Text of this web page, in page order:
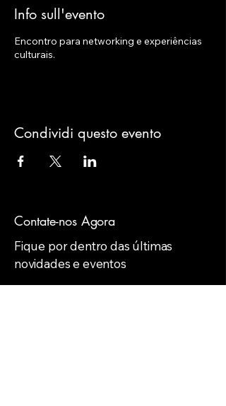
Info sull'evento
Encontro para networking e experiências
culturais.
Condividi questo evento
Contate-nos Agora
Fique por dentro das últimas
novidades e eventos